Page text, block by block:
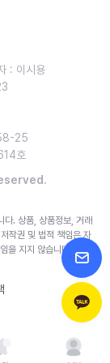
: 이시용
25
호
다. 상품, 상품정보, 거래
작권 및 법적 책임은 자
을 지지 않습니다.